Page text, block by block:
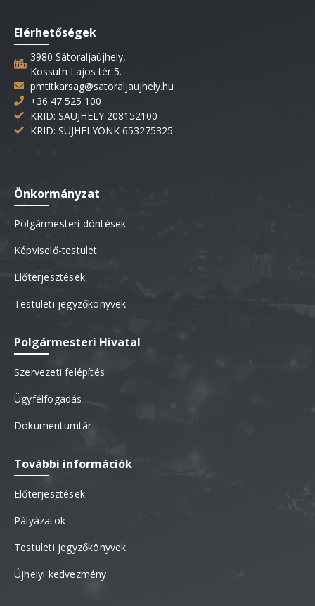
Elérhetőségek
3980 Sátoraljaújhely,
Kossuth Lajos tér 5.
pmtitkarsag@satoraljaujhely.hu
+36 47 525 100
KRID: SAUJHELY 208152100
KRID: SUJHELYONK 653275325
Önkormányzat
Polgármesteri döntések
Képviselő-testület
Előterjesztések
Testületi jegyzőkönyvek
Polgármesteri Hivatal
Szervezeti felépítés
Ügyfélfogadás
Dokumentumtár
További információk
Előterjesztések
Pályázatok
Testületi jegyzőkönyvek
Újhelyi kedvezmény